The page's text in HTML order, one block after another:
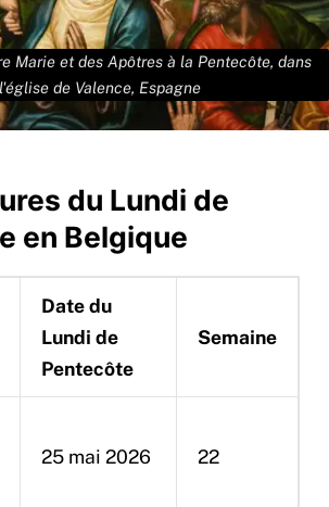
Marie et des Apôtres à la Pentecôte, dans
l'église de Valence, Espagne
du Lundi de
en Belgique
Date du
Lundi de
Pentecôte
Semaine
25 mai 2026 22